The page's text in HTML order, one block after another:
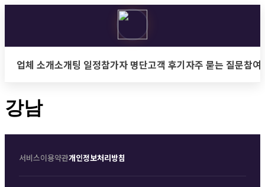
업체 소개소개팅 일정참가자 명단고객 후기자주 묻는 질문참여
텐
츠
건
강남
서비스이용약관개인정보처리방침